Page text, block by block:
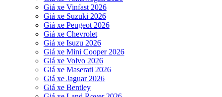
Giá xe Vinfast 2026
Giá xe Suzuki 2026
Giá xe Peugeot 2026
Giá xe Chevrolet
Giá xe Isuzu 2026
Giá xe Mini Cooper 2026
Giá xe Volvo 2026
Giá xe Maserati 2026
Giá xe Jaguar 2026
Giá xe Bentley